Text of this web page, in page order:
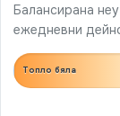
Балансирана
ежедневни
Топло бяла